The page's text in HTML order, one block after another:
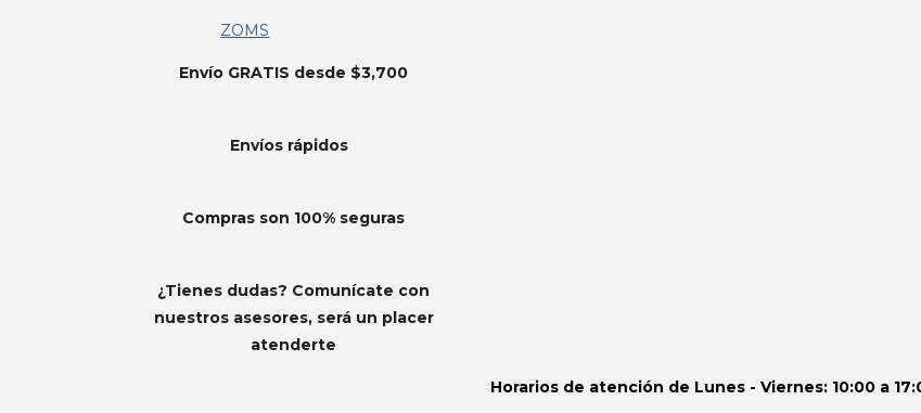
ZOMS
Envío GRATIS desde $3,700
Envíos rápidos
Compras son 100% seguras
¿Tienes dudas? Comunícate con
nuestros asesores, será un placer
atenderte
Horarios de atención de Lunes - Viernes: 10:00 a